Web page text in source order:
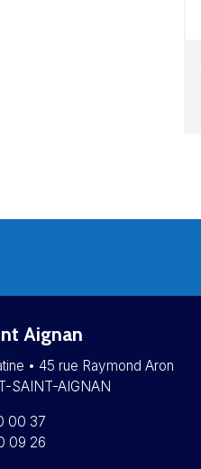
Aignan
• 45 rue Raymond Aron
SAINT-AIGNAN
00 37
09 26